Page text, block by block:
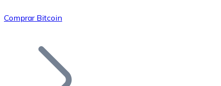
Bitcoin
Comprar Bitcoin